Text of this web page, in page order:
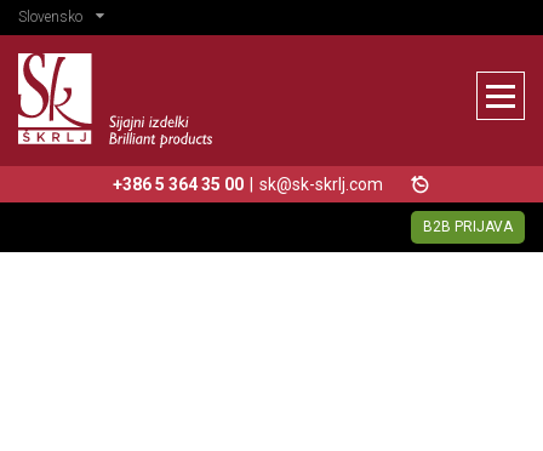
Slovensko
+386 5 364 35 00 | sk@sk-skrlj.com
B2B PRIJAVA